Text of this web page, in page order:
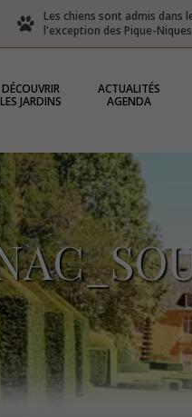
Les chiens sont admis dans
l'exception des Pique-
DÉCOUVRIR
LES JARDINS
ACTUALITÉS
AGENDA